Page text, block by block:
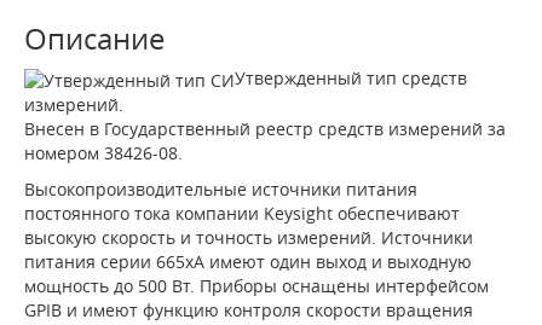
Описание
Утвержденный тип средств
измерений.
Внесен в Государственный реестр средств измерений за
номером 38426-08.
Высокопроизводительные источники питания
постоянного тока компании Keysight обеспечивают
высокую скорость и точность измерений. Источники
питания серии 665хA имеют один выход и выходную
мощность до 500 Вт. Приборы оснащены интерфейсом
GPIB и имеют функцию контроля скорости вращения